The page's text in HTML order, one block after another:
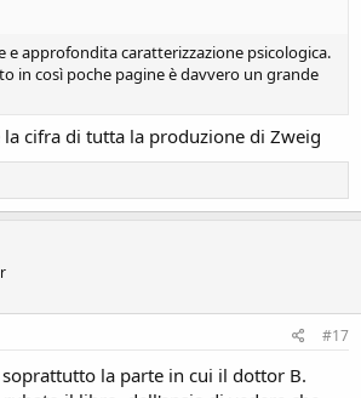
e approfondita caratterizzazione psicologica.
in così poche pagine è davvero un grande
la cifra di tutta la produzione di Zweig
#17
la parte in cui il dottor B.